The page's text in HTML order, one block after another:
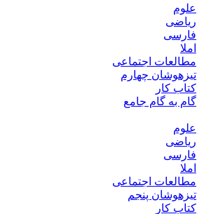
علوم
ریاضی
فارسی
املا
مطالعات اجتماعی
تیزهوشان چهارم
کتاب کار
گام به گام جامع
علوم
ریاضی
فارسی
املا
مطالعات اجتماعی
تیزهوشان پنجم
کتاب کار